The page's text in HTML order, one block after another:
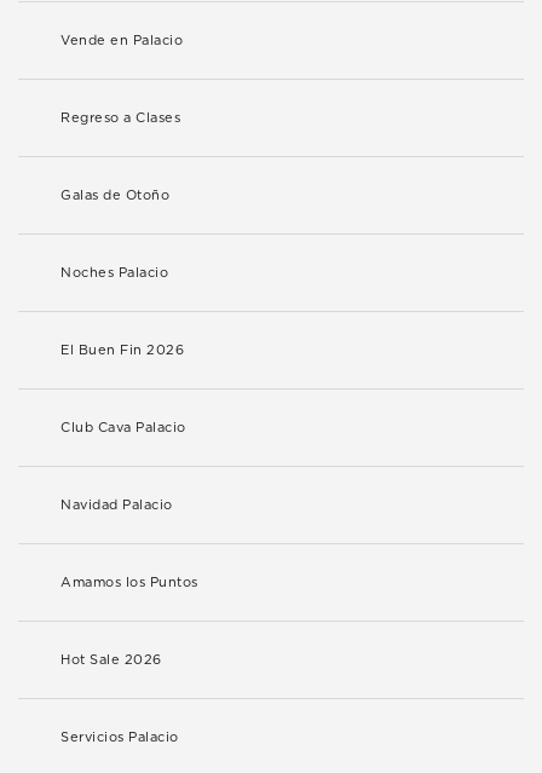
Vende en Palacio
Regreso a Clases
Galas de Otoño
Noches Palacio
El Buen Fin 2026
Club Cava Palacio
Navidad Palacio
Amamos los Puntos
Hot Sale 2026
Servicios Palacio